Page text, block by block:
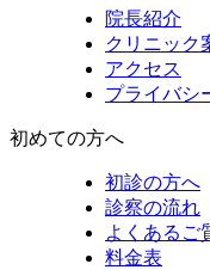
院長紹介
クリニック
アクセス
プライバシ
初めての方へ
初診の方へ
診察の流れ
よくあるご
料金表